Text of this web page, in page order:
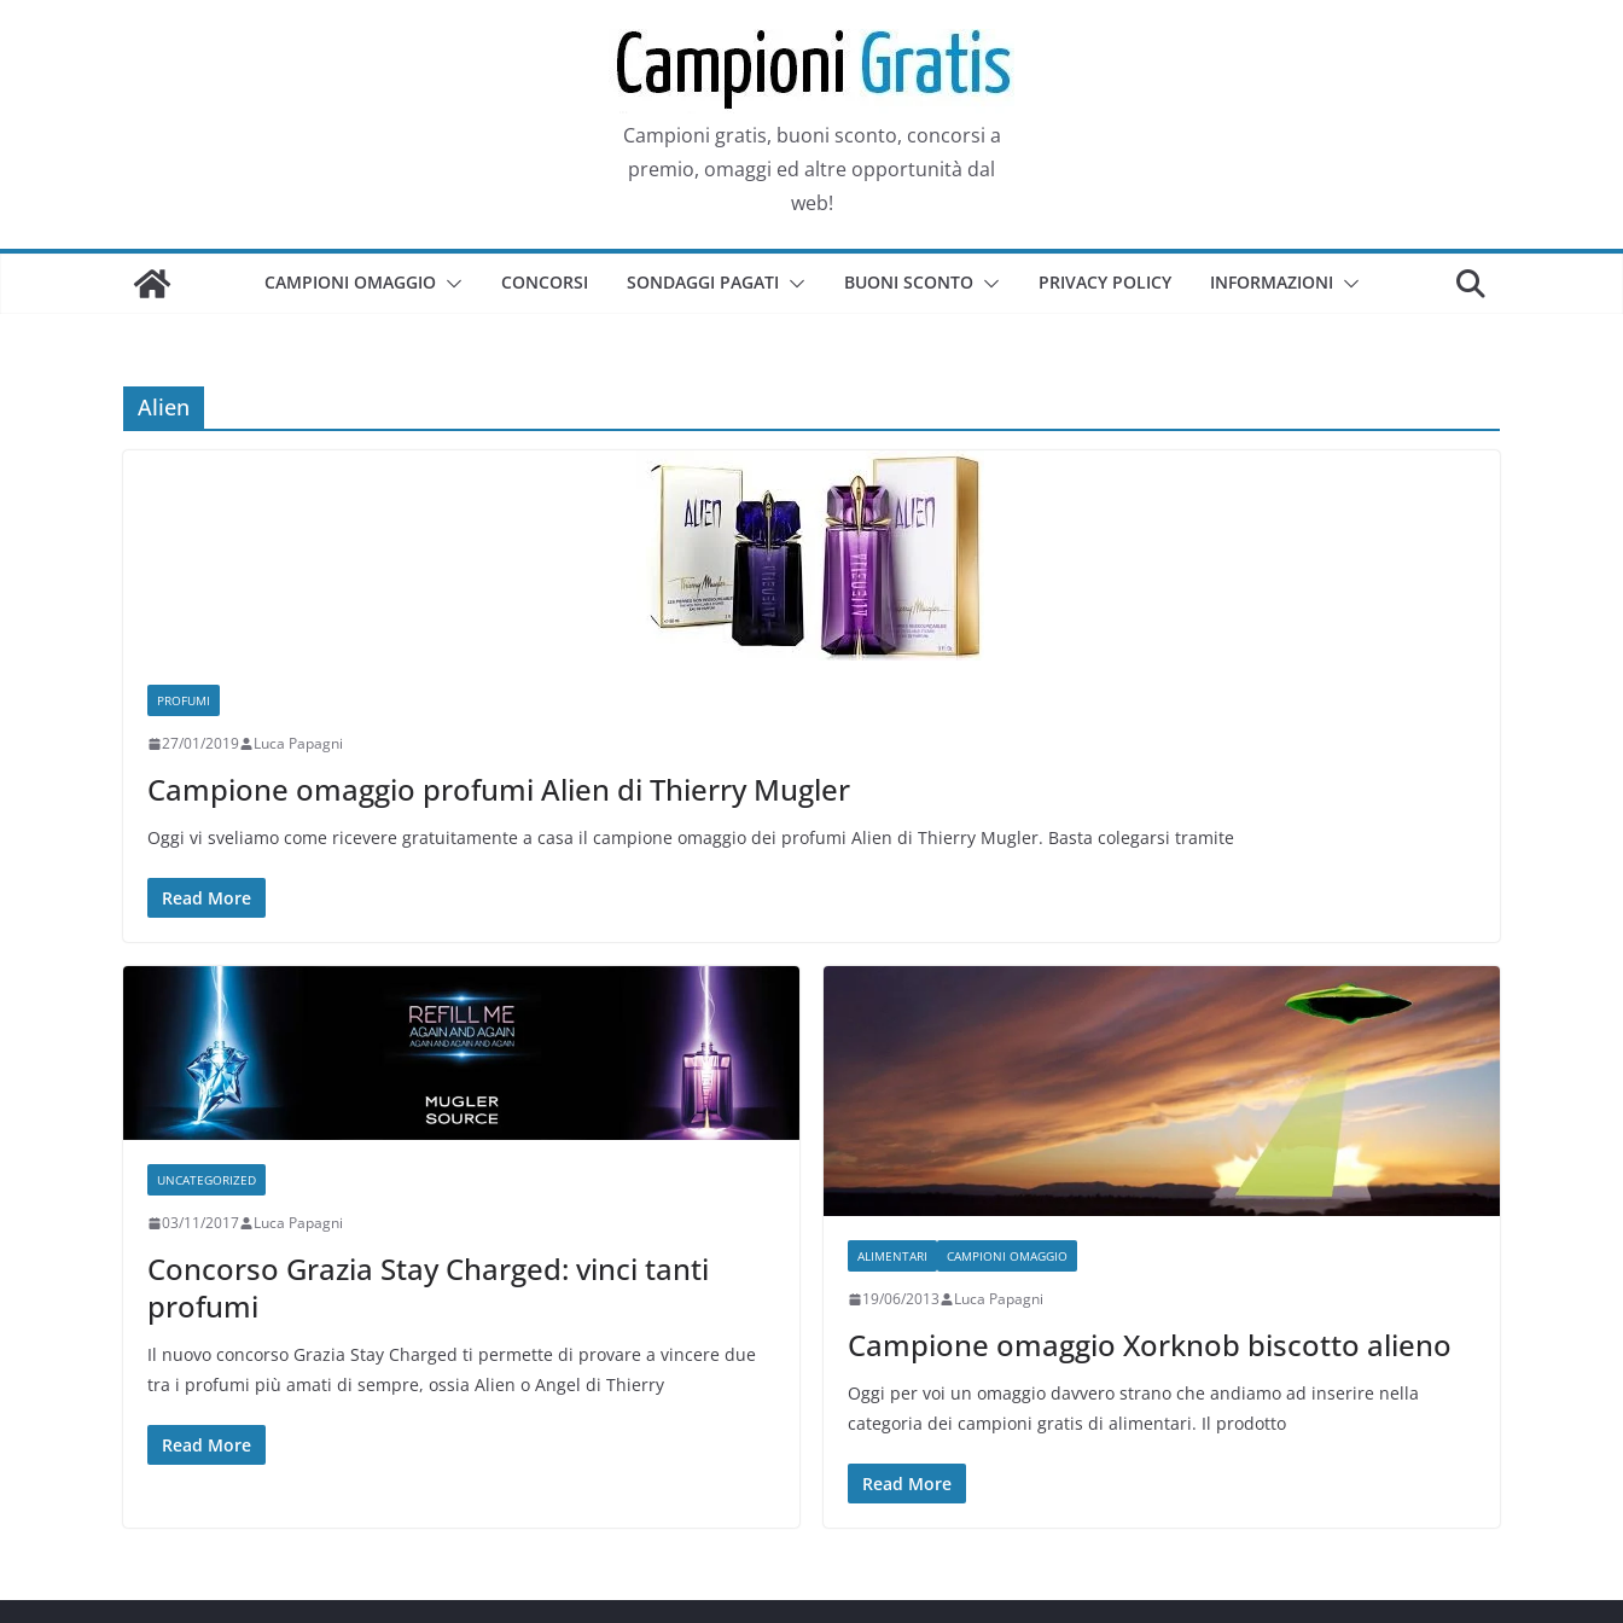
Campioni gratis, buoni sconto, concorsi a
premio, omaggi ed altre opportunità dal
web!
CAMPIONI OMAGGIO CONCORSI SONDAGGI PAGATI BUONI SCONTO PRIVACY POLICY INFORMAZIONI
Alien
PROFUMI
27/01/2019 Luca Papagni
Campione omaggio profumi Alien di Thierry Mugler
Oggi vi sveliamo come ricevere gratuitamente a casa il campione omaggio dei profumi Alien di Thierry Mugler. Basta colegarsi tramite
Read More
UNCATEGORIZED
03/11/2017 Luca Papagni
Concorso Grazia Stay Charged: vinci tanti
profumi
Il nuovo concorso Grazia Stay Charged ti permette di provare a vincere due
tra i profumi più amati di sempre, ossia Alien o Angel di Thierry
Read More
ALIMENTARI CAMPIONI OMAGGIO
19/06/2013 Luca Papagni
Campione omaggio Xorknob biscotto alieno
Oggi per voi un omaggio davvero strano che andiamo ad inserire nella
categoria dei campioni gratis di alimentari. Il prodotto
Read More